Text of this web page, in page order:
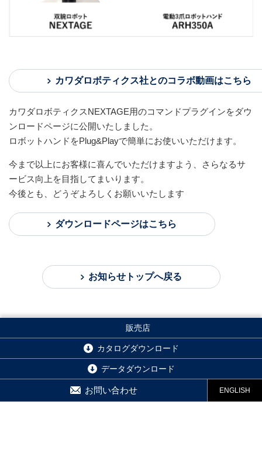
カワダロボティクス社とのコラボ動画はこちら
カワダロボティクスNEXTAGE用のコマンドプラグインをダウ
ンロードページに公開いたしました。
ロボットハンドをPlug&Playで簡単にお使いいただけます。
今まで以上にお客様に喜んでいただけますよう、さらなるサ
ービス向上を目指してまいります。
今後とも、どうぞよろしくお願いいたします
ダウンロードページはこちら
お知らせトップへ戻る
販売店
カタログダウンロード
データダウンロード
お問い合わせ ENGLISH